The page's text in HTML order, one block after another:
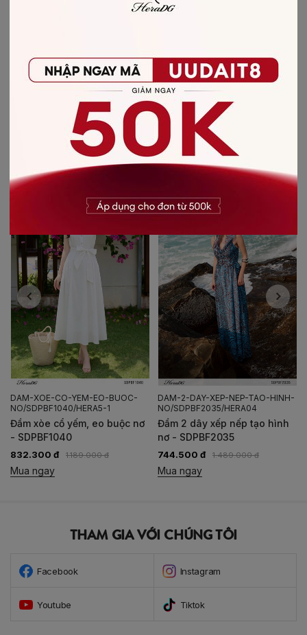
- Không nên giặt chung các sản phẩm khác màu với nhau
CHẤT LIỆU SẢN PHẨM
vải Tafta
CÓ THỂ BẠN SẼ THÍCH
-50%
DAM-2-DAY-XEP-NEP-TAO-HINH-
NO/SDPBF2035/HERA04
Đầm 2 dây xếp nếp tạo hình
nơ - SDPBF2035
744.500 đ 1.489.000 đ
Mua ngay
DAM-CO-YEM-BUOC-
NO/SDPBF2032/HERA04
Đầm cổ yếm buộc nơ -
SDPBF2032
773.400 đ 1.289.000 đ
Mua ngay
THAM GIA VỚI CHÚNG TÔI
Facebook Instagram
Youtube Tiktok